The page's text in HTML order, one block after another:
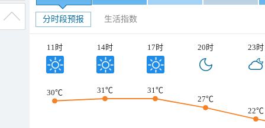
分时段预报 生活指数
11时 14时 17时 20时 23时
30℃ 31℃
31℃
27℃
22℃